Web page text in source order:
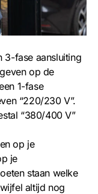
3-fase aansluiting
op de
1-fase
“220/230 V”.
“380/400 V”
op je
je
staan welke
altijd nog